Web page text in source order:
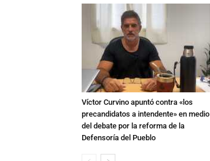
Víctor Curvino apuntó contra «los
precandidatos a intendente» en medio
del debate por la reforma de la
Defensoría del Pueblo